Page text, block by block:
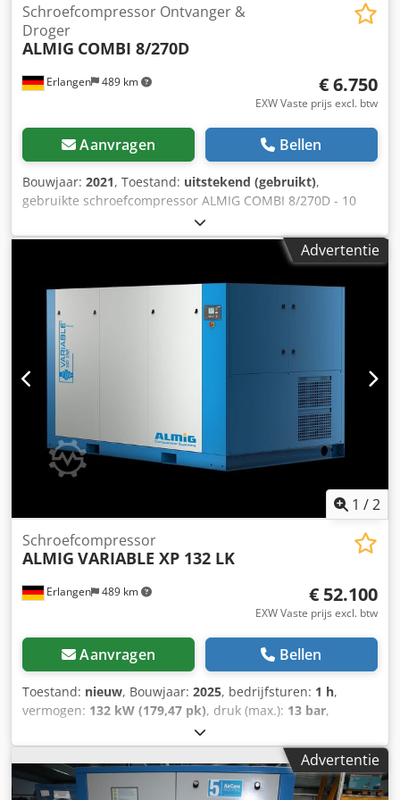
Erlangen 489 km
Schroefcompressor Ontvanger &
Droger
ALMIG COMBI 8/270D
€ 6.750
EXW Vaste prijs excl. btw
Aanvragen Bellen
Bouwjaar: 2021, Toestand: uitstekend (gebruikt),
gebruikte schroefcompressor ALMIG COMBI 8/270D - 10
bar (luchtgekoeld) met geïntegreerde koeldroger met
tijdgestuurde condensaatafvoer met tank van 270 liter met
AirControl Mini-regeling Jaar: 2021 Bedrijfsuren: 2600 Bh
maar is technisch 100 % in orde. Technische gegevens
Type : COMBI 8/270D Bedrijfsoverdruk : 10 bar(ue) Debiet,
volgens ISO 1217 bijlage C: 1,02 m³/min.
Beschermingsklasse / isolatieklasse aandrijfmotor : IP
55/ISO F Nominaal vermogen van de aandrijfmotor : 7,5 kW
Bedrijfsspanning / frequentie : 400/50 V/Hz
Geluidsdrukniveau (DIN 45635 T.13) : 64 dB(A) Lengte :
1180 mm Breedte : 770 mm Hoogte : 1680 mm Dkodoiqym
Hspfx Anzer Gewicht: 460 kg Persluchtaansluiting : G 3/4"
Handig leasen mogelijk via onze huisbank. Bezoek onze
winkel. Wij hebben altijd een grote selectie nieuwe en
Onmiddellijk beschikbaar.
Advertentie
1 /2
Erlangen 489 km
Schroefcompressor
ALMIG VARIABLE XP 132 LK
€ 52.100
EXW Vaste prijs excl. btw
Aanvragen Bellen
Toestand: nieuw, Bouwjaar: 2025, bedrijfsturen: 1 h,
vermogen: 132 kW (179,47 pk), druk (max.): 13 bar,
Uitverkoop: Schroefcompressor ALMIG VARIABLE XP 132,
toerentalgeregeld (luchtgekoeld) Dkedpfx Asy Tm Rvonzor
Besturing: Air Control Premium Bouwjaar: 2025
Bedrijfsuren: 0 uur Technische gegevens Type: VARIABLE
Advertentie